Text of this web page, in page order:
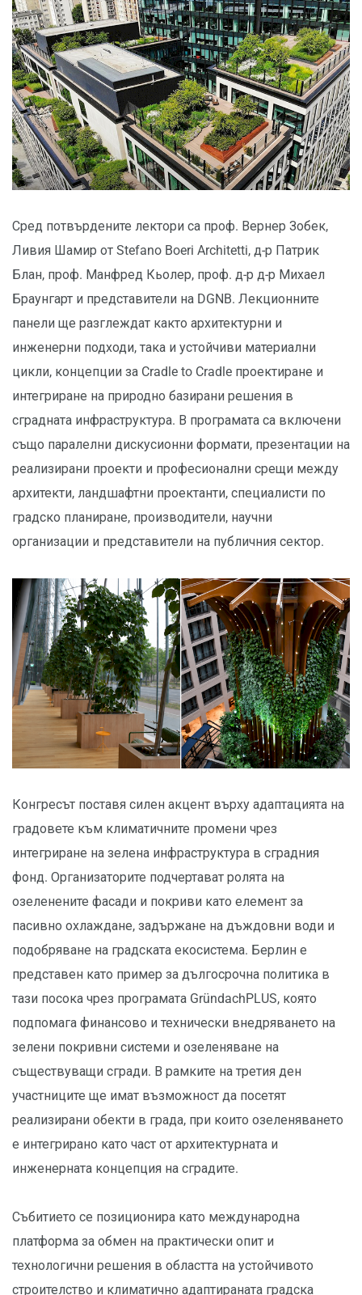
Сред потвърдените лектори са проф. Вернер Зобек,
Ливия Шамир от Stefano Boeri Architetti, д-р Патрик
Блан, проф. Манфред Кьолер, проф. д-р д-р Михаел
Браунгарт и представители на DGNB. Лекционните
панели ще разглеждат както архитектурни и
инженерни подходи, така и устойчиви материални
цикли, концепции за Cradle to Cradle проектиране и
интегриране на природно базирани решения в
сградната инфраструктура. В програмата са включени
също паралелни дискусионни формати, презентации на
реализирани проекти и професионални срещи между
архитекти, ландшафтни проектанти, специалисти по
градско планиране, производители, научни
организации и представители на публичния сектор.
Конгресът поставя силен акцент върху адаптацията на
градовете към климатичните промени чрез
интегриране на зелена инфраструктура в сградния
фонд. Организаторите подчертават ролята на
озеленените фасади и покриви като елемент за
пасивно охлаждане, задържане на дъждовни води и
подобряване на градската екосистема. Берлин е
представен като пример за дългосрочна политика в
тази посока чрез програмата GründachPLUS, която
подпомага финансово и технически внедряването на
зелени покривни системи и озеленяване на
съществуващи сгради. В рамките на третия ден
участниците ще имат възможност да посетят
реализирани обекти в града, при които озеленяването
е интегрирано като част от архитектурната и
инженерната концепция на сградите.
Събитието се позиционира като международна
платформа за обмен на практически опит и
технологични решения в областта на устойчивото
строителство и климатично адаптираната градска